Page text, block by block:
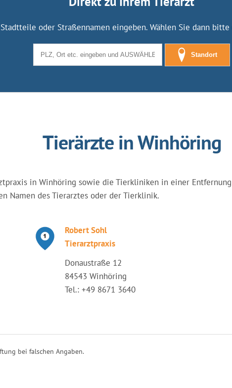
oder Straßennamen eingeben. Wählen Sie dann
Standort
Tierärzte in Winhöring
in Winhöring sowie die Tierkliniken in einer
Namen des Tierarztes oder der Tierklinik.
Robert Sohl
Tierarztpraxis
Donaustraße 12
84543 Winhöring
Tel.: +49 8671 3640
bei falschen Angaben.